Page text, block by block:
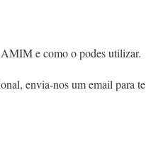
e como o podes utilizar.
envia-nos um email para te